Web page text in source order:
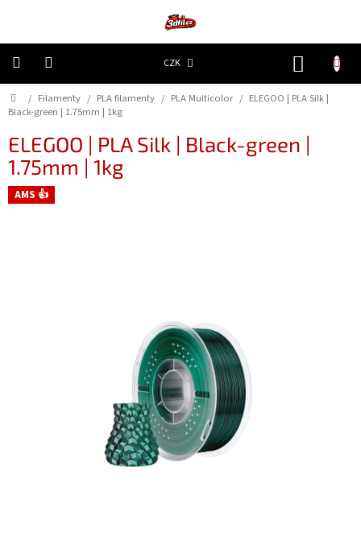
CZK
Tiskárny
Filamenty
Resiny
Domů
/ Filamenty / PLA filamenty / PLA Multicolor / ELEGOO | PLA Silk |
Black-green | 1.75mm | 1kg
ELEGOO | PLA Silk | Black-green |
1.75mm | 1kg
AMS 👍